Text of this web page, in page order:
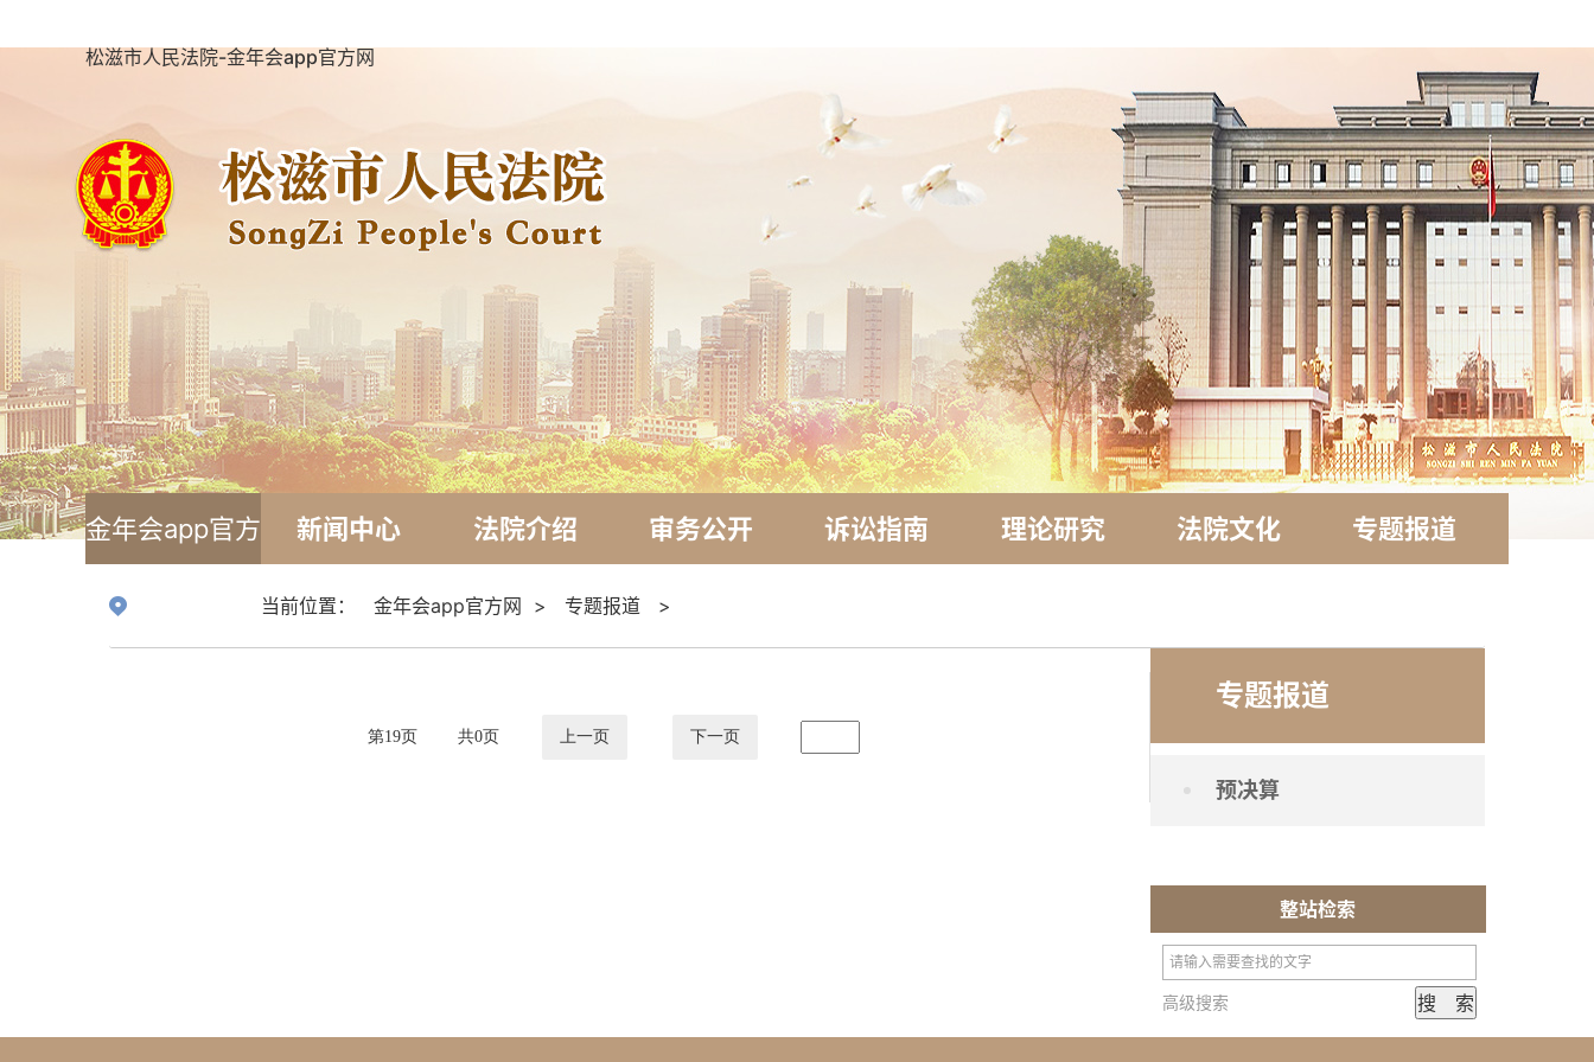
松滋市人民法院-金年会app官方网
金年会app官方 新闻中心 法院介绍 审务公开 诉讼指南 理论研究 法院文化 专题报道
当前位置： 金年会app官方网 > 专题报道 >
专题报道
预决算
整站检索
高级搜索
第19页 共0页 上一页 下一页